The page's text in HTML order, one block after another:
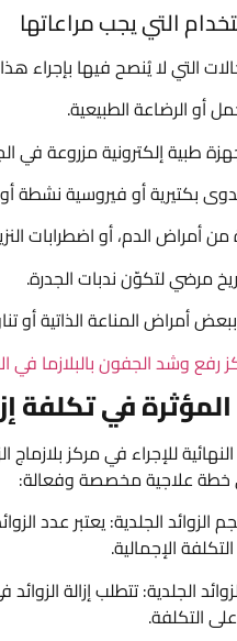
التي يجب مراعاتها
التي لا يُنصح فيها بإجراء هذا
أو الرضاعة الطبيعية.
طبية إلكترونية مزروعة في
بكتيرية أو فيروسية نشطة
من أمراض الدم، أو اضطرابات
مرضي لتكوّن ندبات الجدرة.
أمراض المناعة الذاتية أو
رفع وشد الجفون بالبلازما في
في تكلفة
للإجراء في مركز
علاجية مخصصة وفعالة:
الزوائد الجلدية: يعتبر عدد
الإجمالية.
الجلدية: تتطلب إزالة
التكلفة.